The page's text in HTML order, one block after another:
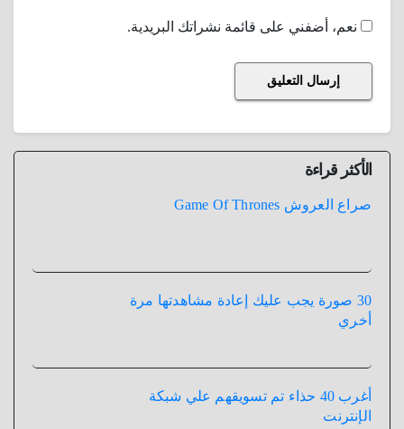
نعم، أضفني على قائمة نشراتك البريدية.
الأكثر قراءة
صراع العروش Game Of Thrones
30 صورة يجب عليك إعادة مشاهدتها مرة
أخري
أغرب 40 حذاء تم تسويقهم علي شبكة
الإنترنت